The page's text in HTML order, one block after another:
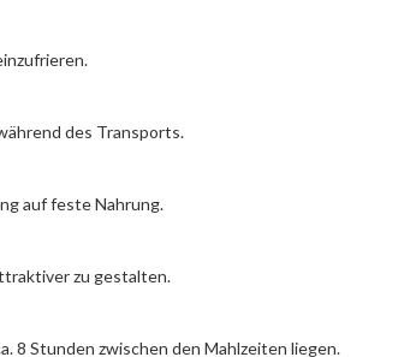
des Transports.
auf feste Nahrung.
zu gestalten.
8 Stunden zwischen den Mahlzeiten liegen.